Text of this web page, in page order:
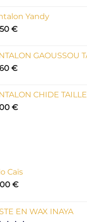
Yandy
€
GAOUSSOU
€
CHIDE
€
Caïs
€
EN WAX INAYA